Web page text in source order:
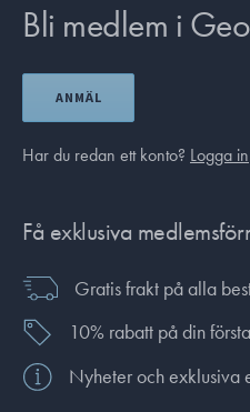
Bli medlem i
ANMÄL
Har du redan ett konto? Logga in
Få exklusiva
Gratis frakt på alla
10% rabatt på din
Nyheter och exklusiva